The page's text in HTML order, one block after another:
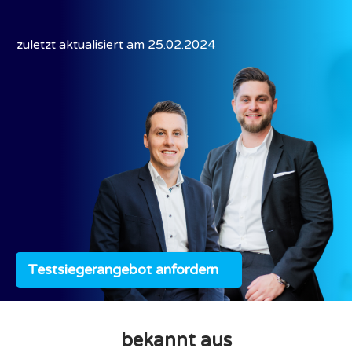
zuletzt aktualisiert am 25.02.2024
Testsiegerangebot anfordern
bekannt aus